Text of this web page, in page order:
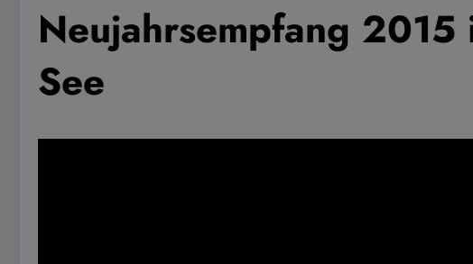
Neujahrsempfang 2015
See